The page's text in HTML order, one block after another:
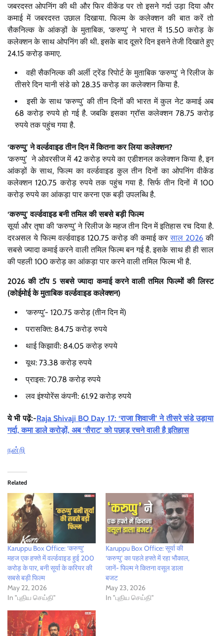
जबरदस्त ओपनिंग की थी और फिर वीकेंड पर तो इसने गर्दा उड़ा दिया और
कमाई में जबरदस्त उछाल दिखाया. फिल्म के कलेक्शन की बात करें तो
सैकनिल्क के आंकड़ों के मुताबिक, ‘करुप्पु’ ने भारत में 15.50 करोड़ के
कलेक्शन के साथ ओपनिंग की थी. इसके बाद दूसरे दिन इसने तेजी दिखाते हुए
24.15 करोड़ कमाए.
वही सैकनिल्क की अर्ली ट्रेंड रिपोर्ट के मुताबिक ‘करुप्पु’ ने रिलीज के
तीसरे दिन यानी संडे को 28.35 करोड़ का कलेक्शन किया है.
इसी के साथ ‘करुप्पु’ की तीन दिनों की भारत में कुल नेट कमाई अब
68 करोड़ रुपये हो गई है. जबकि इसका ग्रॉस कलेक्शन 78.75 करोड़
रुपये तक पहुंच गया है.
‘करुप्पु’ ने वर्ल्डवाइड तीन दिन में कितना कर लिया कलेक्शन?
‘करुप्पु’ ने ओवरसीज में 42 करोड़ रुपये का एडीशनल कलेक्शन किया है, इन
आंकड़ों के साथ, फिल्म का वर्ल्डवाइड कुल तीन दिनों का ओपनिंग वीकेंड
कलेक्शन 120.75 करोड़ रुपये तक पहुंच गया है. सिर्फ तीन दिनों में 100
करोड़ रुपये का आंकड़ा पार करना एक बड़ी उपलब्धि है.
‘करुप्पु’ वर्ल्डवाइड बनी तमिल की सबसे बड़ी फिल्म
सूर्या और तृषा की ‘करुप्पु’ ने रिलीज के महज तीन दिन में इतिहास रच दिया है.
दरअसल ये फिल्म वर्ल्डवाइड 120.75 करोड़ की कमाई करसाल 2026 की
सबसे ज्यादा कमाई करने वाली तमिल फिल्म बन गई है. इसके साथ ही ही साल
की पहली 100 करोड़ का आंकड़ा पार करने वाली तमिल फिल्म भी है.
2026 की टॉप 5 सबसे ज्यादा कमाई करने वाली तमिल फिल्मों की लिस्ट
(कोईमोई के मुताबिक वर्ल्डवाइड कलेक्शन)
‘करुप्पु’- 120.75 करोड़ (तीन दिन में)
परासक्ति: 84.75 करोड़ रुपये
थाई किझावी: 84.05 करोड़ रुपये
यूथ: 73.38 करोड़ रुपये
प्राइस: 70.78 करोड़ रुपये
लव इंश्योरेंस कंपनी: 61.92 करोड़ रुपये
ये भी पढ़ें:-Raja Shivaji BO Day 17: ‘राजा शिवाजी’ ने तीसरे संडे उड़ाया
गर्दा, कमा डाले करोड़ों, अब ‘सैराट’ को पछाड़ रचने वाली है इतिहास
நன்றி
Related
Karuppu Box Office: ‘करुप्पु’
महज एक हफ्ते में वर्ल्डवाइड हुई 200
करोड़ के पार, बनी सूर्या के करियर की
सबसे बड़ी फिल्म
May 22, 2026
In "புதிய செய்தி"
Karuppu Box Office: सूर्या की
‘करुप्पु’ का पहले हफ्ते में रहा भौकाल,
जानें- फिल्म ने कितना वसूल डाला
बजट
May 23, 2026
In "புதிய செய்தி"